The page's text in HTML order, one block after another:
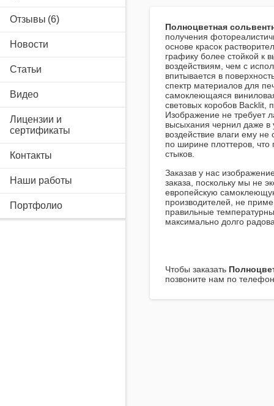
Отзывы
Новости
Статьи
Видео
Лицензии и
сертификаты
Контакты
Наши работы
Портфолио
Полноцветная
получения
основе красок
графику более стойкой к
воздействиям, чем с
впитывается в
спектр материалов для
самоклеющаяся
световых коробов Backlit,
Изображение не требует
высыхания чернил даже в
воздействие влаги ему
по ширине плоттеров, что
стыков.
Заказав у нас
заказа, поскольку мы не
европейскую
производителей, не
правильные
максимально долго
Чтобы заказать
позвоните нам по